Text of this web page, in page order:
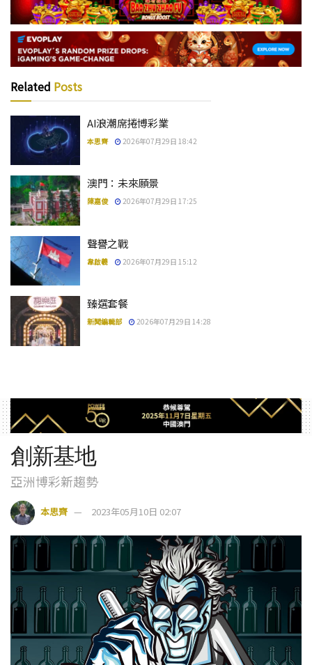
Related Posts
AI浪潮席捲博彩業
本思齊 2026年07月29日 18:42
澳門：未來願景
陳嘉俊 2026年07月29日 17:25
聲譽之戰
韋啟羲 2026年07月29日 15:12
臻選套餐
新聞編輯部 2026年07月29日 14:28
創新基地
亞洲博彩新趨勢
本思齊 2023年05月10日 02:07